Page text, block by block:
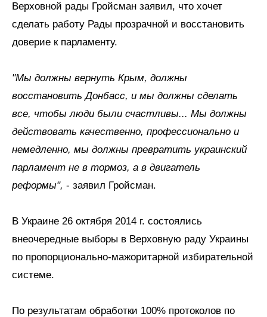
Верховной рады Гройсман заявил, что хочет
сделать работу Рады прозрачной и восстановить
доверие к парламенту.
"Мы должны вернуть Крым, должны
восстановить Донбасс, и мы должны сделать
все, чтобы люди были счастливы... Мы должны
действовать качественно, профессионально и
немедленно, мы должны превратить украинский
парламент не в тормоз, а в двигатель
реформы", - заявил Гройсман.
В Украине 26 октября 2014 г. состоялись
внеочередные выборы в Верховную раду Украины
по пропорционально-мажоритарной избирательной
системе.
По результатам обработки 100% протоколов по